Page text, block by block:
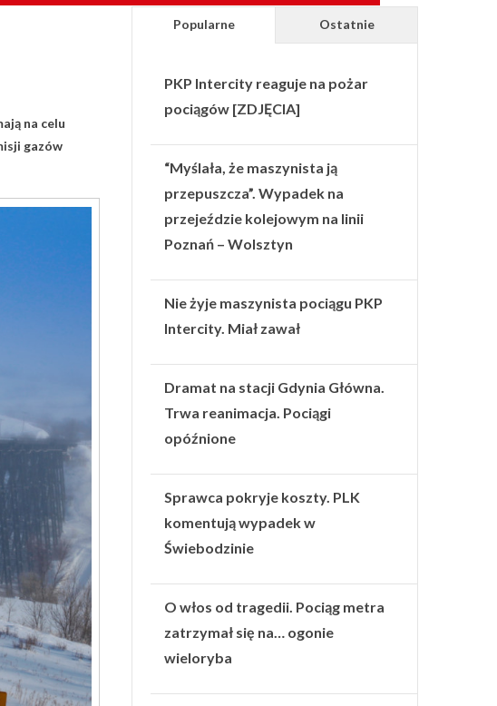
na celu
gazów
Popularne Ostatnie
PKP Intercity reaguje na pożar
pociągów [ZDJĘCIA]
“Myślała, że maszynista ją
przepuszcza”. Wypadek na
przejeździe kolejowym na linii
Poznań – Wolsztyn
Nie żyje maszynista pociągu PKP
Intercity. Miał zawał
Dramat na stacji Gdynia Główna.
Trwa reanimacja. Pociągi
opóźnione
Sprawca pokryje koszty. PLK
komentują wypadek w
Świebodzinie
O włos od tragedii. Pociąg metra
zatrzymał się na… ogonie
wieloryba